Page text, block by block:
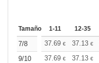
Tamaño 1-11 12-35
7/8 37.69 € 37.13 €
9/10
37.69 € 37.13 €